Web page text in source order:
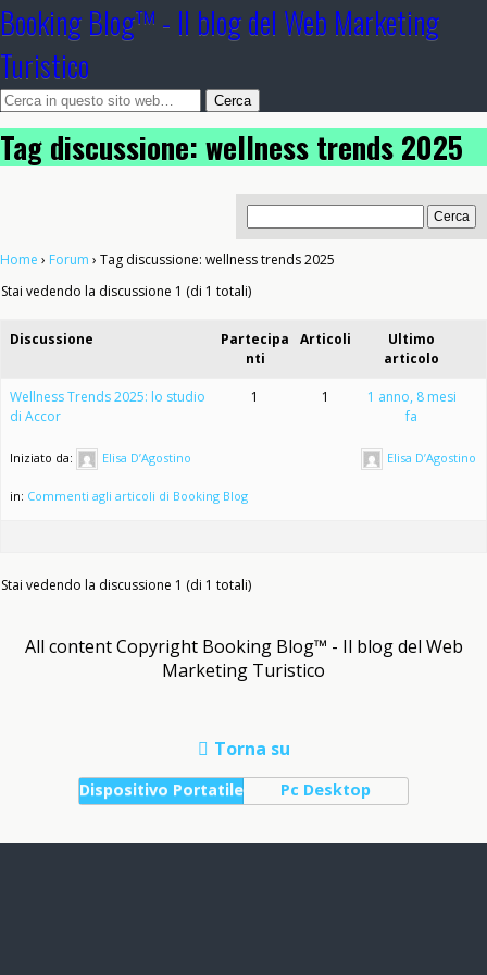
Booking Blog™ - Il blog del Web Marketing
Turistico
Tag discussione: wellness trends 2025
Home › Forum › Tag discussione: wellness trends 2025
Stai vedendo la discussione 1 (di 1 totali)
Discussione
Partecipa
nti
Articoli
Ultimo
articolo
Wellness Trends 2025: lo studio
di Accor
Iniziato da: Elisa D’Agostino
in: Commenti agli articoli di Booking Blog
1 1
1 anno, 8 mesi
fa
Elisa D’Agostino
Stai vedendo la discussione 1 (di 1 totali)
All content Copyright Booking Blog™ - Il blog del Web
Marketing Turistico
Torna su
Dispositivo Portatile Pc Desktop